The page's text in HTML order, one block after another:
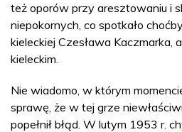
też oporów przy aresztowaniu i
niepokornych, co spotkało
kieleckiej Czesława Kaczmarka,
kieleckim.
Nie wiadomo, w którym
sprawę, że w tej grze
popełnił błąd. W lutym 1953 r.